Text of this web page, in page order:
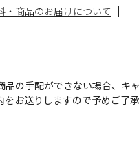
・商品のお届けについて
の手配ができない場合、キ
お送りしますので予めご了